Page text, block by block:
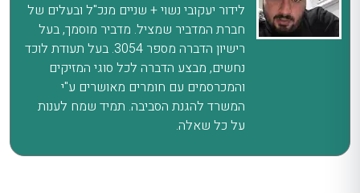
לידור יעקובי נשוי + שניים מנכ"ל ובעלים של
חברת המדביר שמציל. מדביר מוסמך, בעל
רישיון הדברה מספר 3054. בעל תעודת לוכד
נחשים, מבצע הדברה לכל סוגי המזיקים
והמכרסמים עם חומרים מאושרים ע"י
המשרד להגנת הסביבה. תמיד שמח לענות
על כל שאלה.